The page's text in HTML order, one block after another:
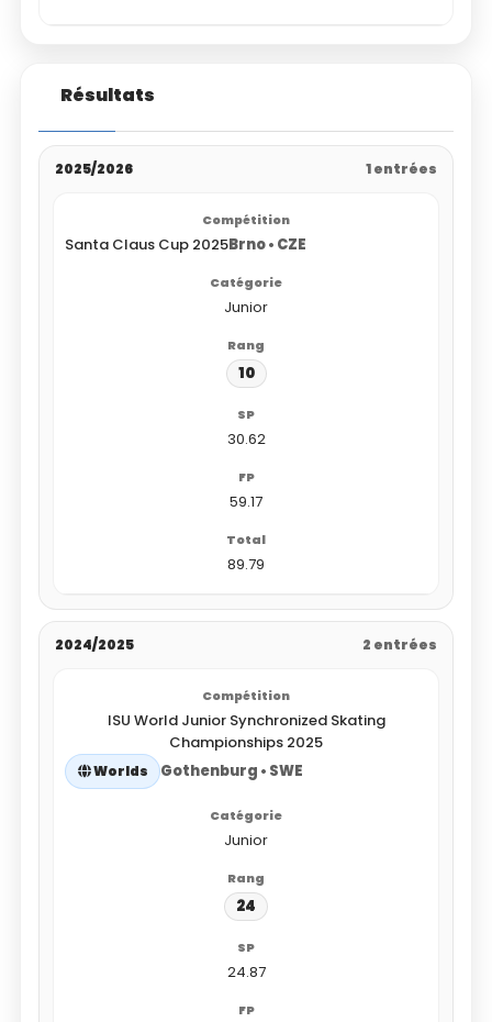
Résultats
2025/2026 1 entrées
Santa Claus Cup 2025Brno • CZE
Junior
10
30.62
59.17
89.79
2024/2025 2 entrées
ISU World Junior Synchronized Skating
Championships 2025
Worlds Gothenburg • SWE
Junior
24
24.87